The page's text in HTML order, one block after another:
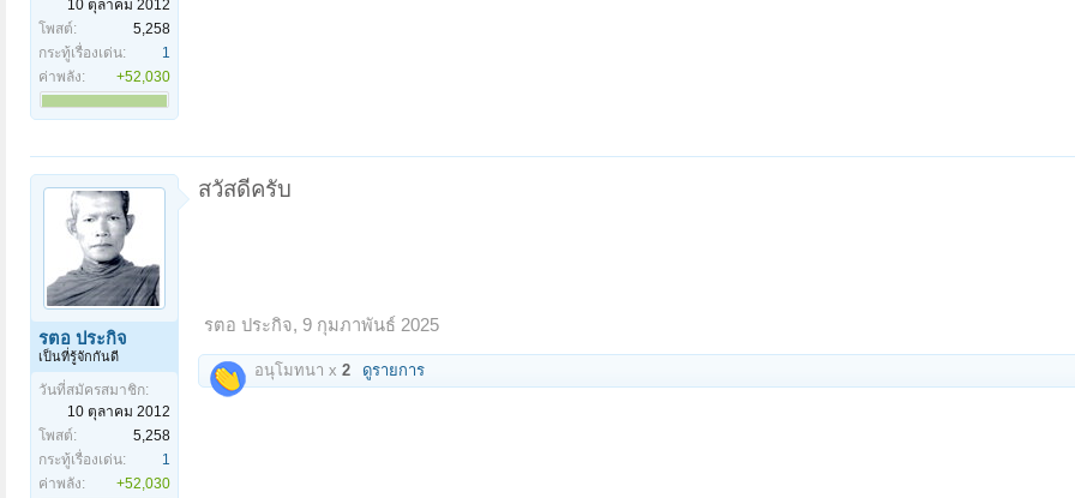
10 ตุลาคม 2012
โพสต์:
5,258
กระทู้เรื่องเด่น:
1
ค่าพลัง:
+52,030
รตอ ประกิจ
เป็นที่รู้จักกันดี
วันที่สมัครสมาชิก:
10 ตุลาคม 2012
โพสต์:
5,258
กระทู้เรื่องเด่น:
1
ค่าพลัง:
+52,030
สวัสดีครับ
รตอ ประกิจ, 9 กุมภาพันธ์ 2025
อนุโมทนา x 2 ดูรายการ